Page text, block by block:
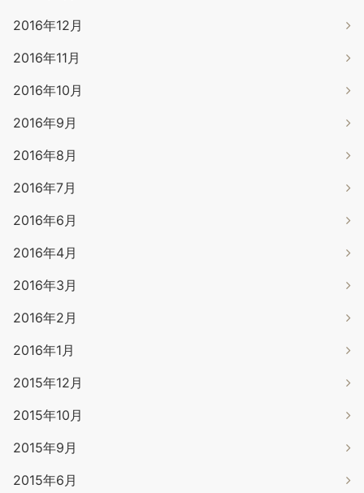
2016年12月
2016年11月
2016年10月
2016年9月
2016年8月
2016年7月
2016年6月
2016年4月
2016年3月
2016年2月
2016年1月
2015年12月
2015年10月
2015年9月
2015年6月